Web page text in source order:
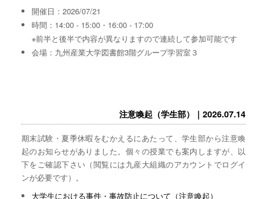
開催日：2026/07/21
時間：14:00 - 15:00・16:00 - 17:00
※前半と後半で内容が異なりますので連続して参加可能です
会場：九州産業大学図書館3階グループ学習室３
注意喚起（学生部）｜2026.07.14
期末試験・夏季休暇をむかえるにあたって、学生部から注意喚
起のお知らせがありました。個々の授業でも案内しますが、以
下をご確認下さい（閲覧には九産大組織のアカウントでログイ
ンが必要です）。
大学生における事件・事故防止について（注意喚起）